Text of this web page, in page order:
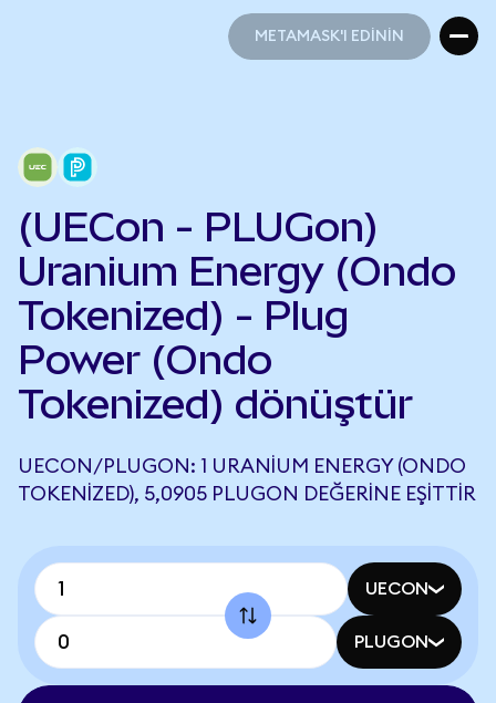
METAMASK'I EDİNİN
(UECon - PLUGon)
Uranium Energy (Ondo
Tokenized) - Plug
Power (Ondo
Tokenized) dönüştür
UECON/PLUGON: 1 URANIUM ENERGY (ONDO
TOKENIZED), 5,0905 PLUGON DEĞERINE EŞITTIR
UECON
PLUGON